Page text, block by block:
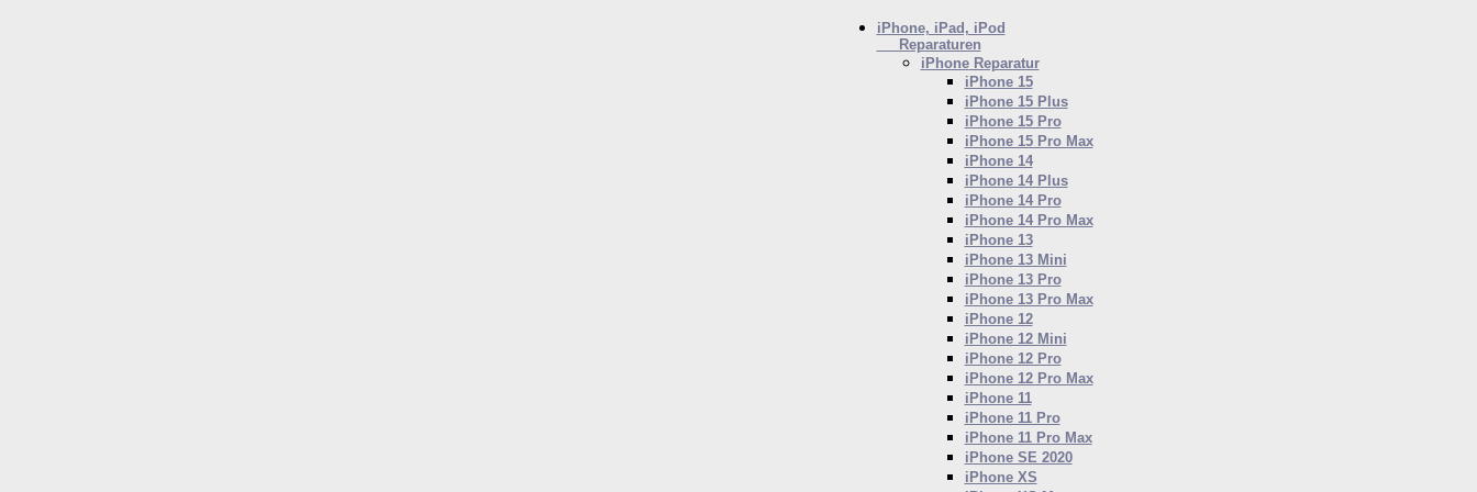
iPhone, iPad, iPod
Reparaturen
iPhoneReparatur
iPhone 15
iPhone 15 Plus
iPhone 15 Pro
iPhone 15 Pro Max
iPhone 14
iPhone 14 Plus
iPhone 14 Pro
iPhone 14 Pro Max
iPhone 13
iPhone 13 Mini
iPhone 13 Pro
iPhone 13 Pro Max
iPhone 12
iPhone 12 Mini
iPhone 12 Pro
iPhone 12 Pro Max
iPhone 11
iPhone 11 Pro
iPhone 11 Pro Max
iPhone SE 2020
iPhone XS